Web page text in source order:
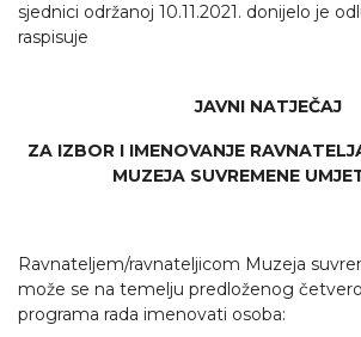
sjednici održanoj 10.11.2021. donijelo je
raspisuje
JAVNI NATJEČAJ
ZA IZBOR I IMENOVANJE
MUZEJA SUVREMENE
Ravnateljem/ravnateljicom Muzeja
može se na temelju predloženog
programa rada imenovati osoba: